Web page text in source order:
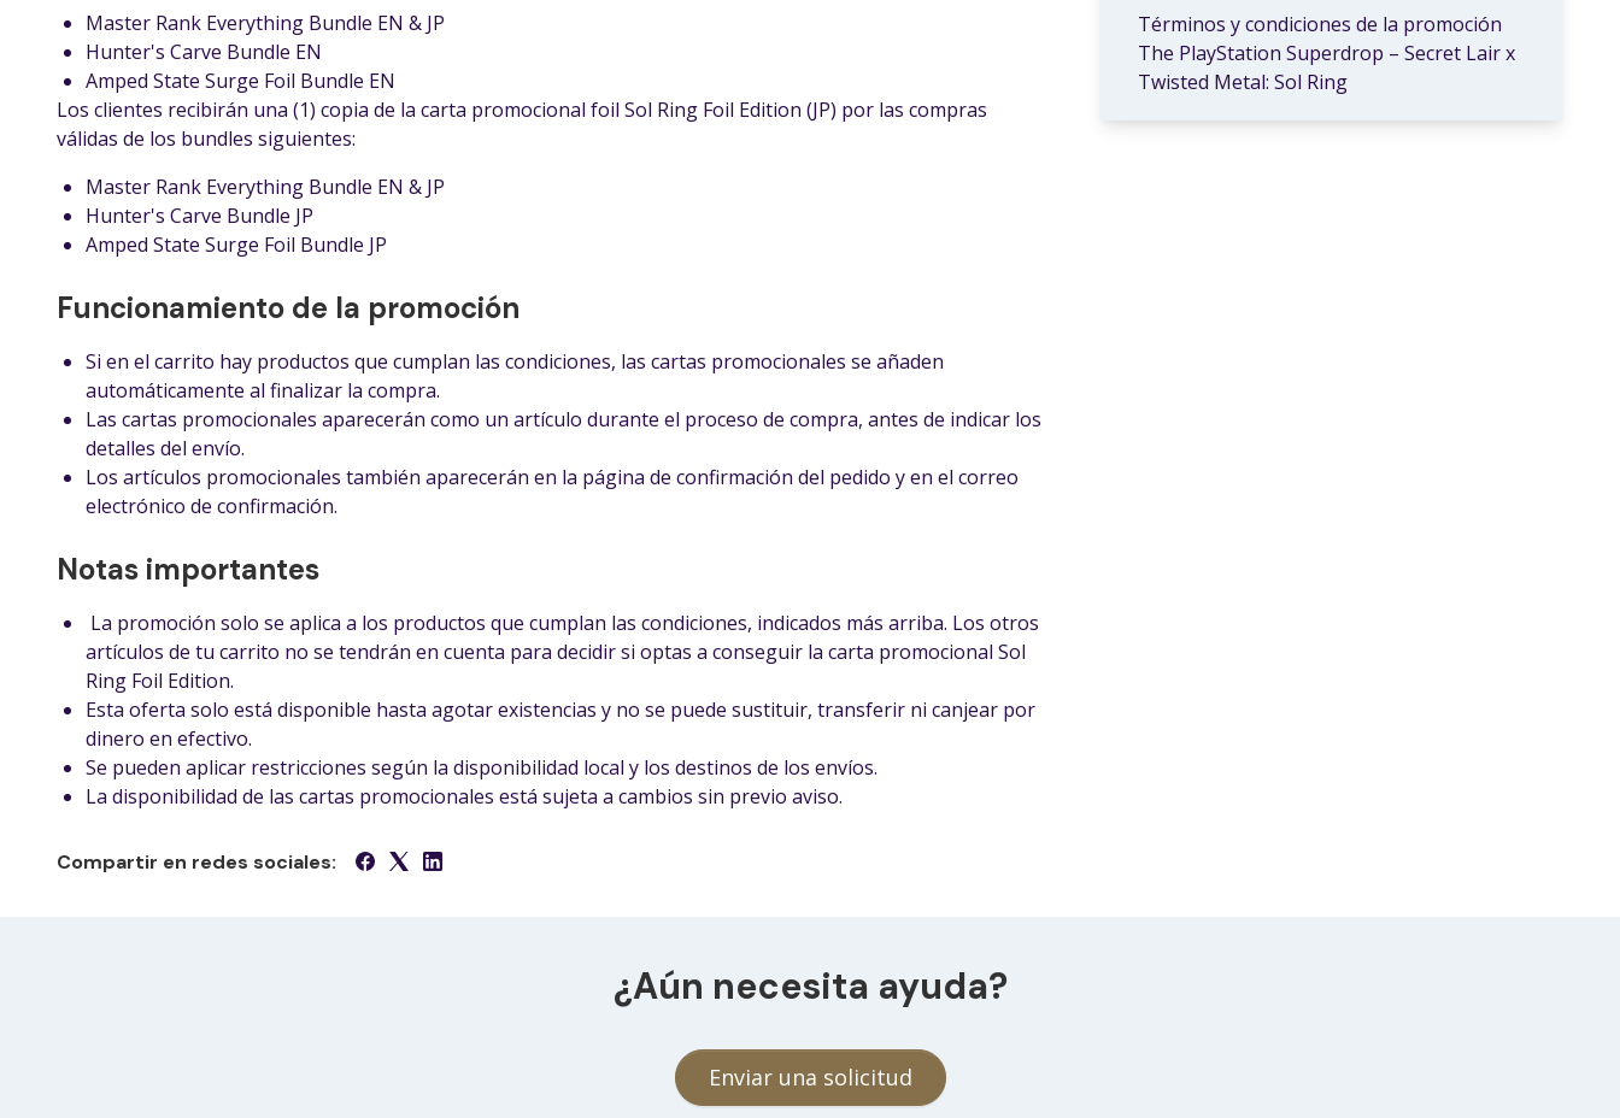
Master Rank Everything Bundle EN & JP
Hunter's Carve Bundle EN
Amped State Surge Foil Bundle EN
Los clientes recibirán una (1) copia de la carta promocional foil Sol Ring Foil Edition (JP) por las compras
válidas de los bundles siguientes:
Master Rank Everything Bundle EN & JP
Hunter's Carve Bundle JP
Amped State Surge Foil Bundle JP
Funcionamiento de la promoción
Si en el carrito hay productos que cumplan las condiciones, las cartas promocionales se añaden
automáticamente al finalizar la compra.
Las cartas promocionales aparecerán como un artículo durante el proceso de compra, antes de indicar los
detalles del envío.
Los artículos promocionales también aparecerán en la página de confirmación del pedido y en el correo
electrónico de confirmación.
Notas importantes
La promoción solo se aplica a los productos que cumplan las condiciones, indicados más arriba. Los otros
artículos de tu carrito no se tendrán en cuenta para decidir si optas a conseguir la carta promocional Sol
Ring Foil Edition.
Esta oferta solo está disponible hasta agotar existencias y no se puede sustituir, transferir ni canjear por
dinero en efectivo.
Se pueden aplicar restricciones según la disponibilidad local y los destinos de los envíos.
La disponibilidad de las cartas promocionales está sujeta a cambios sin previo aviso.
Compartir en redes sociales:
Términos y condiciones de la promoción
The PlayStation Superdrop – Secret Lair x
Twisted Metal: Sol Ring
¿Aún necesita ayuda?
Enviar una solicitud